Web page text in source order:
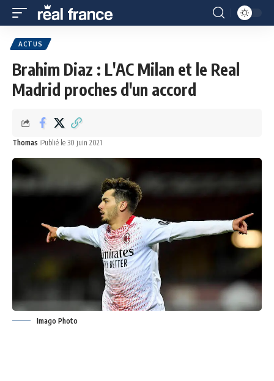
ACTUS
Brahim Diaz : L'AC Milan et le Real
Madrid proches d'un accord
Thomas Publié le 30 juin 2021
Imago Photo